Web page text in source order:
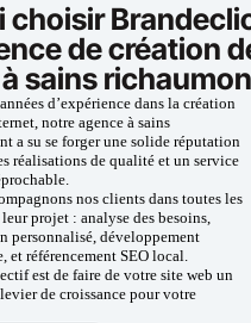
choisir
de création
sains
d’expérience dans la création
notre agence à sains
a su se forger une solide réputation
réalisations de qualité et un service
nos clients dans toutes les
leur projet : analyse des besoins,
personnalisé, développement
et référencement SEO local.
est de faire de votre site web un
de croissance pour votre